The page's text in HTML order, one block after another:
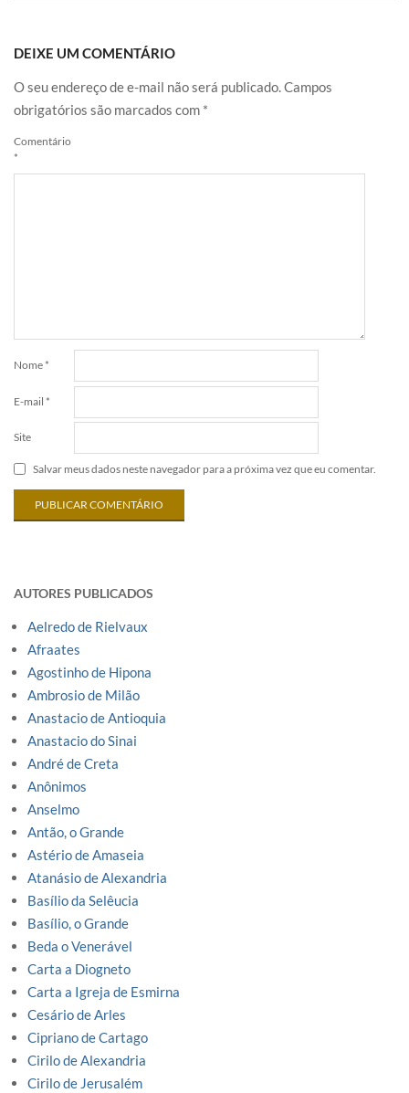
DEIXE UM COMENTÁRIO
O seu endereço de e-mail não será publicado.Campos
obrigatórios são marcados com *
Comentário
*
Nome *
E-mail *
Site
Salvar meus dados neste navegador para a próxima vez que eu comentar.
AUTORES PUBLICADOS
Aelredo de Rielvaux
Afraates
Agostinho de Hipona
Ambrosio de Milão
Anastacio de Antioquia
Anastacio do Sinai
André de Creta
Anônimos
Anselmo
Antão, o Grande
Astério de Amaseia
Atanásio de Alexandria
Basílio da Selêucia
Basílio, o Grande
Beda o Venerável
Carta a Diogneto
Carta a Igreja de Esmirna
Cesário de Arles
Cipriano de Cartago
Cirilo de Alexandria
Cirilo de Jerusalém